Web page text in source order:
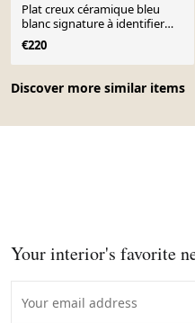
Discover more similar items
Plat creux céramique bleu
blanc signature à identifier
maghreb - début XXème
€220
Your interior's favorite